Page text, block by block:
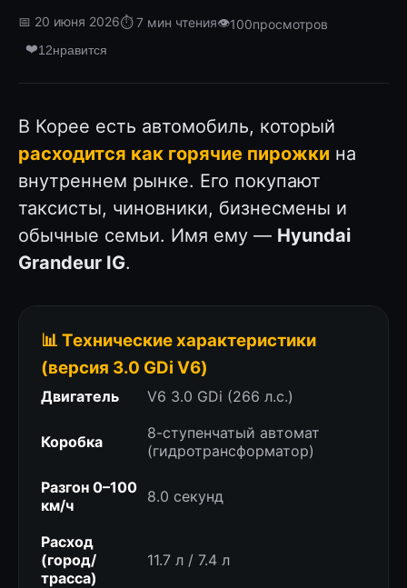
📅 20 июня 2026⏱️ 7 мин чтения👁️100просмотров
❤️12нравится
В Корее есть автомобиль, который
расходится как горячие пирожки на
внутреннем рынке. Его покупают
таксисты, чиновники, бизнесмены и
обычные семьи. Имя ему — Hyundai
Grandeur IG.
📊 Технические характеристики
(версия 3.0 GDi V6)
Двигатель V6 3.0 GDi (266 л.с.)
Коробка
8-ступенчатый автомат
(гидротрансформатор)
Разгон 0–100
км/ч
8.0 секунд
Расход
(город/
трасса)
11.7 л / 7.4 л